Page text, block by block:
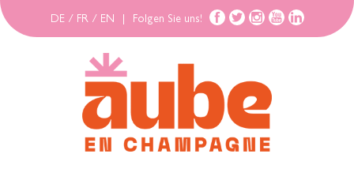
DE / FR / EN Folgen Sie uns!